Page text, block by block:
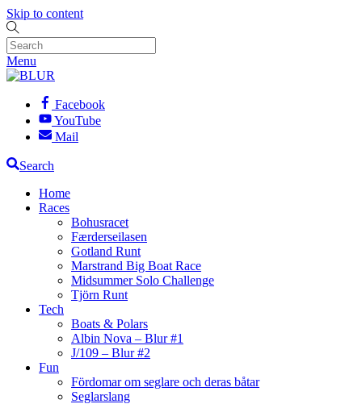
Skip to content
Menu
Facebook
YouTube
Mail
Search
Home
Races
Bohusracet
Færderseilasen
Gotland Runt
Marstrand Big Boat Race
Midsummer Solo Challenge
Tjörn Runt
Tech
Boats & Polars
Albin Nova – Blur #1
J/109 – Blur #2
Fun
Fördomar om seglare och deras båtar
Seglarslang